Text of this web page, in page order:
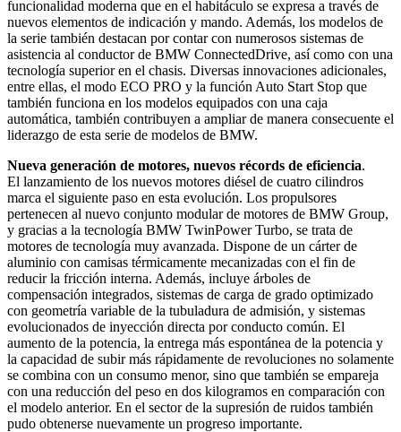
funcionalidad moderna que en el habitáculo se expresa a través de
nuevos elementos de indicación y mando. Además, los modelos de
la serie también destacan por contar con numerosos sistemas de
asistencia al conductor de BMW ConnectedDrive, así como con una
tecnología superior en el chasis. Diversas innovaciones adicionales,
entre ellas, el modo ECO PRO y la función Auto Start Stop que
también funciona en los modelos equipados con una caja
automática, también contribuyen a ampliar de manera consecuente el
liderazgo de esta serie de modelos de BMW.
Nueva generación de motores, nuevos récords de eficiencia.
El lanzamiento de los nuevos motores diésel de cuatro cilindros
marca el siguiente paso en esta evolución. Los propulsores
pertenecen al nuevo conjunto modular de motores de BMW Group,
y gracias a la tecnología BMW TwinPower Turbo, se trata de
motores de tecnología muy avanzada. Dispone de un cárter de
aluminio con camisas térmicamente mecanizadas con el fin de
reducir la fricción interna. Además, incluye árboles de
compensación integrados, sistemas de carga de grado optimizado
con geometría variable de la tubuladura de admisión, y sistemas
evolucionados de inyección directa por conducto común. El
aumento de la potencia, la entrega más espontánea de la potencia y
la capacidad de subir más rápidamente de revoluciones no solamente
se combina con un consumo menor, sino que también se empareja
con una reducción del peso en dos kilogramos en comparación con
el modelo anterior. En el sector de la supresión de ruidos también
pudo obtenerse nuevamente un progreso importante.